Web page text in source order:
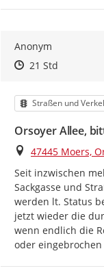
Anonym
Zeitpunkt des
Zeitpunkt des
21 StdZur
Kategorie
Straßen und
Orsoyer Allee,
Ort
47445 Moers,
Seit inzwischen
Sackgasse und
werden lt. Status
jetzt wieder die
wenn endlich die
oder